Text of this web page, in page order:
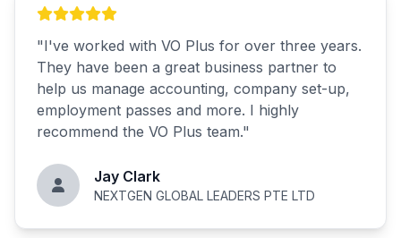
"I've worked with VO Plus for over three years.
They have been a great business partner to
help us manage accounting, company set-up,
employment passes and more. I highly
recommend the VO Plus team."
Jay Clark
NEXTGEN GLOBAL LEADERS PTE LTD